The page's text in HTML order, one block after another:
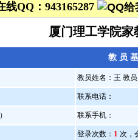
线QQ：943165287
厦门理工学院
教 员
教员姓名：王 教员
联系电话：
联系手机：
登录次数： 1 次，